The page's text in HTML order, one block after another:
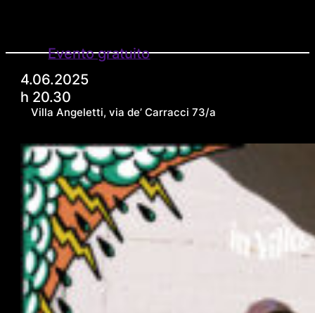
Evento gratuito
4.06.2025
h 20.30
Villa Angeletti, via de’ Carracci 73/a